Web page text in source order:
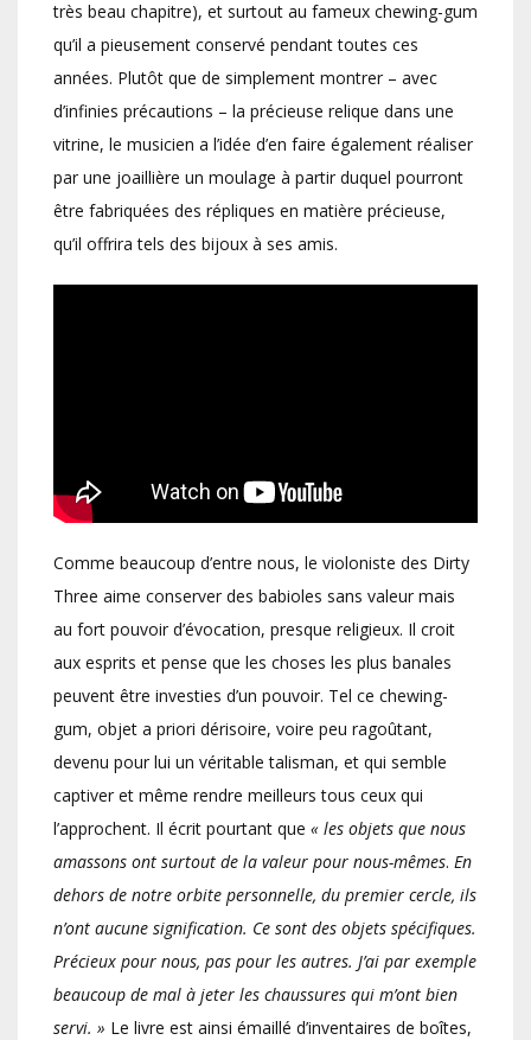
très beau chapitre), et surtout au fameux chewing-gum
qu’il a pieusement conservé pendant toutes ces
années. Plutôt que de simplement montrer – avec
d’infinies précautions – la précieuse relique dans une
vitrine, le musicien a l’idée d’en faire également réaliser
par une joaillière un moulage à partir duquel pourront
être fabriquées des répliques en matière précieuse,
qu’il offrira tels des bijoux à ses amis.
Comme beaucoup d’entre nous, le violoniste des Dirty
Three aime conserver des babioles sans valeur mais
au fort pouvoir d’évocation, presque religieux. Il croit
aux esprits et pense que les choses les plus banales
peuvent être investies d’un pouvoir. Tel ce chewing-
gum, objet a priori dérisoire, voire peu ragoûtant,
devenu pour lui un véritable talisman, et qui semble
captiver et même rendre meilleurs tous ceux qui
l’approchent. Il écrit pourtant que « les objets que nous
amassons ont surtout de la valeur pour nous-mêmes. En
dehors de notre orbite personnelle, du premier cercle, ils
n’ont aucune signification. Ce sont des objets spécifiques.
Précieux pour nous, pas pour les autres. J’ai par exemple
beaucoup de mal à jeter les chaussures qui m’ont bien
servi. » Le livre est ainsi émaillé d’inventaires de boîtes,